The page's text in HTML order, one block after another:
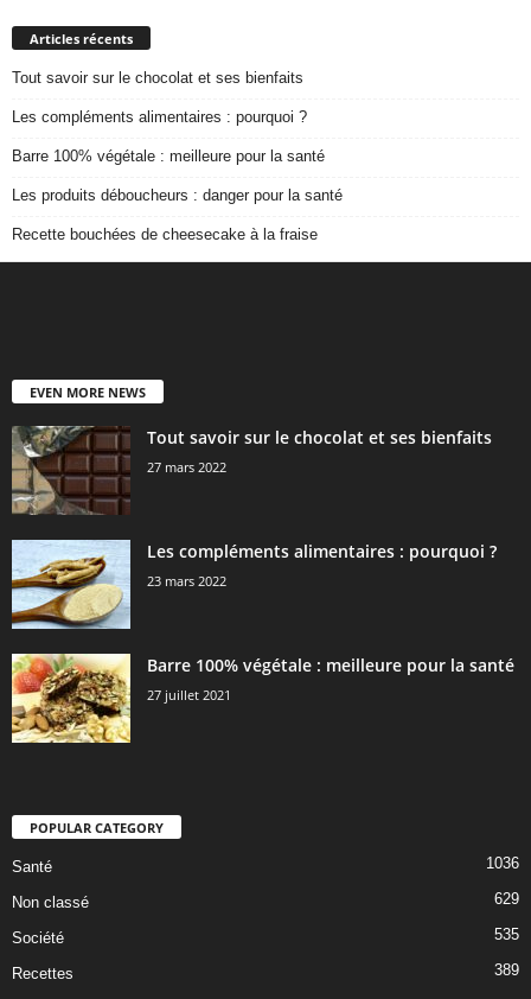
Articles récents
Tout savoir sur le chocolat et ses bienfaits
Les compléments alimentaires : pourquoi ?
Barre 100% végétale : meilleure pour la santé
Les produits déboucheurs : danger pour la santé
Recette bouchées de cheesecake à la fraise
EVEN MORE NEWS
Tout savoir sur le chocolat et ses bienfaits
27 mars 2022
Les compléments alimentaires : pourquoi ?
23 mars 2022
Barre 100% végétale : meilleure pour la santé
27 juillet 2021
POPULAR CATEGORY
Santé 1036
Non classé 629
Société 535
Recettes
389